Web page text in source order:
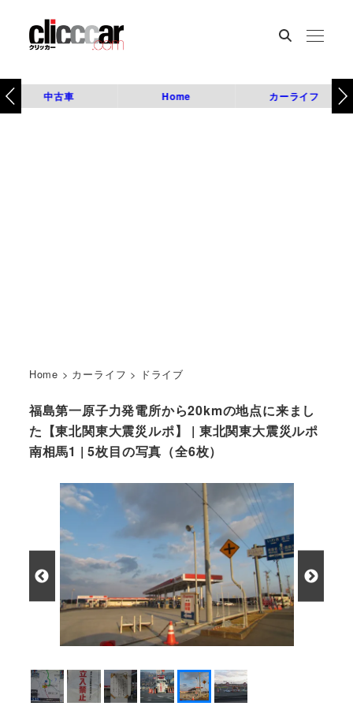
中古車 Home カーライフ
Home > カーライフ > ドライブ
福島第一原子力発電所から20kmの地点に来まし
た【東北関東大震災ルポ】 | 東北関東大震災ルポ
南相馬1 | 5枚目の写真（全6枚）